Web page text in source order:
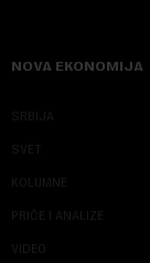
NOVA EKONOMIJA
SRBIJA
SVET
KOLUMNE
PRIČE I ANALIZE
VIDEO